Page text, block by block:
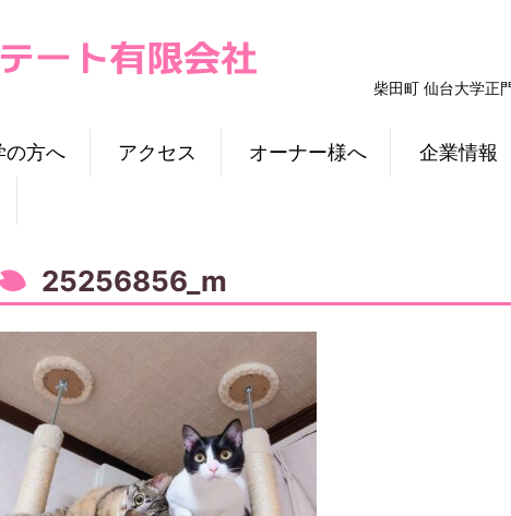
柴田町 仙台大学正
の方へ アクセス オーナー様へ 企業情報
25256856_m